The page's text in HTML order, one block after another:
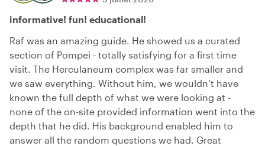
informative! fun! educational!
Raf was an amazing guide. He showed us a curated
section of Pompei - totally satisfying for a first time
visit. The Herculaneum complex was far smaller and
we saw everything. Without him, we wouldn’t have
known the full depth of what we were looking at -
none of the on-site provided information went into the
depth that he did. His background enabled him to
answer all the random questions we had. Great